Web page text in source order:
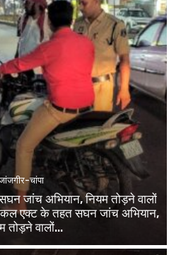
चांपा
जांच अभियान, नियम तोड़ने वालों
एक्ट के तहत सघन जांच अभियान,
तोड़ने वालों...